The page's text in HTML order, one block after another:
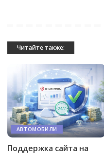
Читайте также:
АВТОМОБИЛИ
Поддержка сайта на